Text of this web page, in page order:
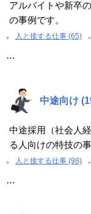
アルバイトや新卒
の事例です。
人と接する仕事 (65)
…
中途向け
中途採用（社会人
る人向けの特技の事
人と接する仕事 (98)
…